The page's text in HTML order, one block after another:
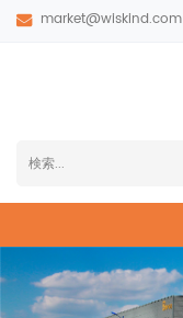
market@wiskind.com